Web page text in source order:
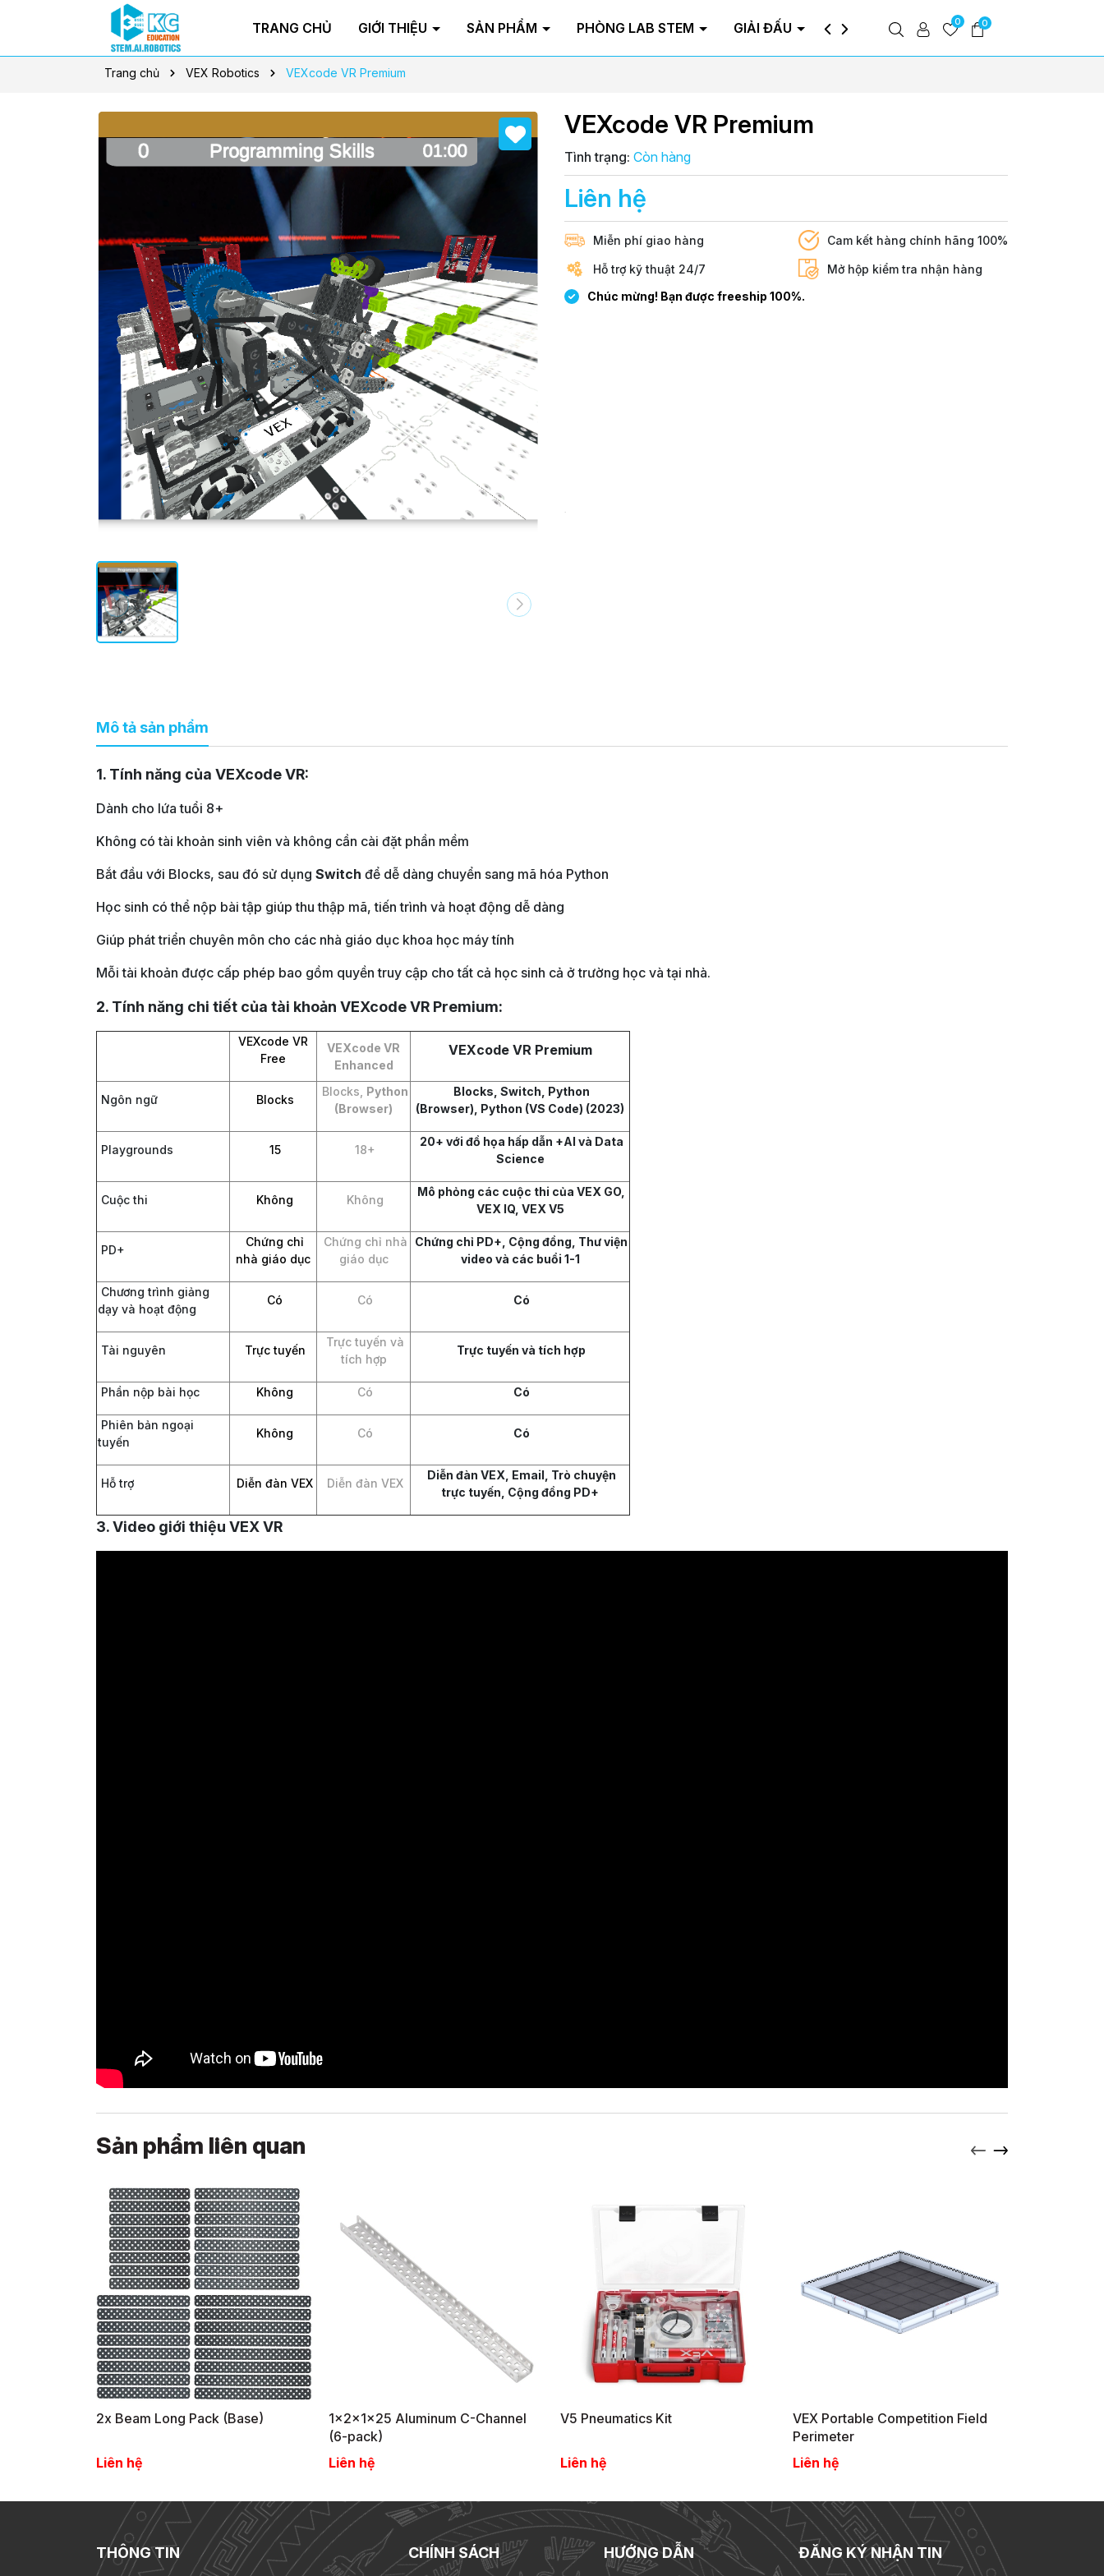
TRANG CHỦ GIỚI THIỆU SẢN PHẨM PHÒNG LAB STEM GIẢI ĐẤU TIN TỨC DOWNLOAD
0 0
Trang chủ VEX Robotics VEXcode VR Premium
VEXcode VR Premium
Tình trạng: Còn hàng
Liên hệ
Miễn phí giao hàng Cam kết hàng chính hãng 100%
Hỗ trợ kỹ thuật 24/7
Mở hộp kiểm tra nhận hàng
Chúc mừng! Bạn được freeship 100%.
Mô tả sản phẩm
1. Tính năng của VEXcode VR:
Dành cho lứa tuổi 8+
Không có tài khoản sinh viên và không cần cài đặt phần mềm
Bắt đầu với Blocks, sau đó sử dụng Switch để dễ dàng chuyển sang mã hóa Python
Học sinh có thể nộp bài tập giúp thu thập mã, tiến trình và hoạt động dễ dàng
Giúp phát triển chuyên môn cho các nhà giáo dục khoa học máy tính
Mỗi tài khoản được cấp phép bao gồm quyền truy cập cho tất cả học sinh cả ở trường học và tại nhà.
2. Tính năng chi tiết của tài khoản VEXcode VR Premium:
VEXcode VR
Free
VEXcode VR
Enhanced
VEXcode VR Premium
Ngôn ngữ Blocks
Blocks, Python
(Browser)
Blocks, Switch, Python
(Browser), Python (VS Code) (2023)
Playgrounds 15 18+
20+ với đồ họa hấp dẫn +AI và Data
Science
Cuộc thi Không Không
Mô phỏng các cuộc thi của VEX GO,
VEX IQ, VEX V5
PD+
Chứng chỉ
nhà giáo dục
Chứng chỉ nhà
giáo dục
Chứng chỉ PD+, Cộng đồng, Thư viện
video và các buổi 1-1
Chương trình giảng
dạy và hoạt động
Có Có Có
Tài nguyên Trực tuyến
Trực tuyến và
tích hợp
Trực tuyến và tích hợp
Phần nộp bài học Không Có Có
Phiên bản ngoại
tuyến
Không Có Có
Hỗ trợ Diễn đàn VEX Diễn đàn VEX
Diễn đàn VEX, Email, Trò chuyện
trực tuyến, Cộng đồng PD+
3. Video giới thiệu VEX VR
Sản phẩm liên quan
2x Beam Long Pack (Base)
Liên hệ
1x2x1x25 Aluminum C-Channel
(6-pack)
Liên hệ
V5 Pneumatics Kit
Liên hệ
VEX Portable Competition Field
Perimeter
Liên hệ
THÔNG TIN CHÍNH SÁCH HƯỚNG DẪN ĐĂNG KÝ NHẬN TIN